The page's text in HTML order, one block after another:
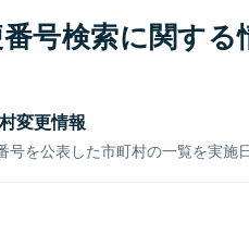
号検索に関する
変更情報
号を公表した市町村の一覧を実施